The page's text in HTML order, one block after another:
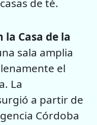
de té.
Casa de la
sala amplia
el
La
a partir de
Córdoba